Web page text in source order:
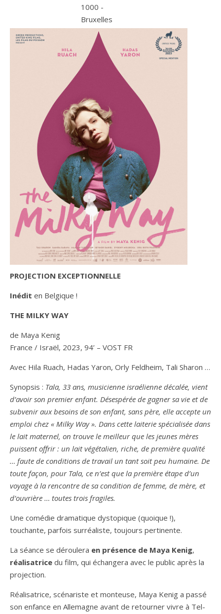
1000 -
Bruxelles
PROJECTION EXCEPTIONNELLE
Inédit en Belgique !
THE MILKY WAY
de Maya Kenig
France / Israël, 2023, 94’ – VOST FR
Avec Hila Ruach, Hadas Yaron, Orly Feldheim, Tali Sharon …
Synopsis : Tala, 33 ans, musicienne israélienne décalée, vient
d’avoir son premier enfant. Désespérée de gagner sa vie et de
subvenir aux besoins de son enfant, sans père, elle accepte un
emploi chez « Milky Way ». Dans cette laiterie spécialisée dans
le lait maternel, on trouve le meilleur que les jeunes mères
puissent offrir : un lait végétalien, riche, de première qualité
… faute de conditions de travail un tant soit peu humaine. De
toute façon, pour Tala, ce n’est que la première étape d’un
voyage à la rencontre de sa condition de femme, de mère, et
d’ouvrière … toutes trois fragiles.
Une comédie dramatique dystopique (quoique !),
touchante, parfois surréaliste, toujours pertinente.
La séance se déroulera en présence de Maya Kenig,
réalisatrice du film, qui échangera avec le public après la
projection.
Réalisatrice, scénariste et monteuse, Maya Kenig a passé
son enfance en Allemagne avant de retourner vivre à Tel-